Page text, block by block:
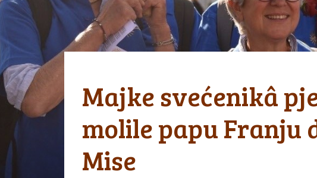
Majke svećenikâ
molile papu Franju
Mise